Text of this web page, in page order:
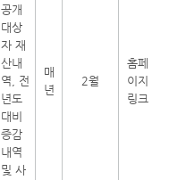
공개
대상
자 재
산내
역, 전
년도
대비
증감
내역
및 사
매
년
2월
홈페
이지
링크